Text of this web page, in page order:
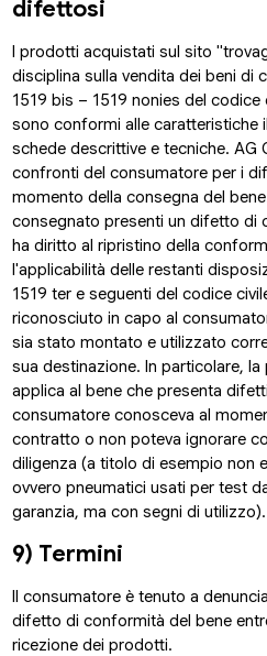
difettosi
I prodotti acquistati sul sito
disciplina sulla vendita dei beni di
1519 bis – 1519 nonies del
sono conformi alle caratteristiche
schede descrittive e tecniche. AG
confronti del consumatore per i
momento della consegna del
consegnato presenti un difetto di
ha diritto al ripristino della
l'applicabilità delle restanti
1519 ter e seguenti del codice
riconosciuto in capo al
sia stato montato e utilizzato
sua destinazione. In particolare,
applica al bene che presenta
consumatore conosceva al
contratto o non poteva ignorare
diligenza (a titolo di esempio non
ovvero pneumatici usati per test
garanzia, ma con segni di utilizzo).
9) Termini
Il consumatore è tenuto a
difetto di conformità del bene
ricezione dei prodotti.